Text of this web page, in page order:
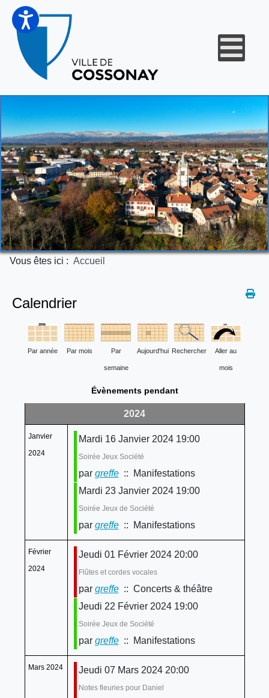
Vous êtes ici : Accueil
Calendrier
Par année Par mois Par
semaine
Aujourd'hui Rechercher Aller au
mois
Évènements pendant
2024
Janvier
2024
Mardi 16 Janvier 2024 19:00
Soirée Jeux Société
par greffe:: Manifestations
Mardi 23 Janvier 2024 19:00
Soirée Jeux de Société
par greffe:: Manifestations
Février
2024
Jeudi 01 Février 2024 20:00
Flûtes et cordes vocales
par greffe:: Concerts & théâtre
Jeudi 22 Février 2024 19:00
Soirée Jeux de Société
par greffe:: Manifestations
Mars 2024 Jeudi 07 Mars 2024 20:00
Notes fleuries pour Daniel